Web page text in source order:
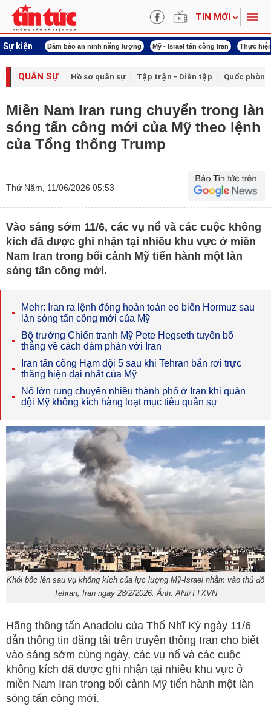
TIN MỚI
Sự kiện
khóa XVI Đảm bảo an ninh năng lượng Mỹ - Israel tấn công Iran Thực
QUÂN SỰ Hồ sơ quân sự Tập trận - Diễn tập Quốc phòng
Miền Nam Iran rung chuyển trong làn
sóng tấn công mới của Mỹ theo lệnh
của Tổng thống Trump
Thứ Năm, 11/06/2026 05:53
Vào sáng sớm 11/6, các vụ nổ và các cuộc không
kích đã được ghi nhận tại nhiều khu vực ở miền
Nam Iran trong bối cảnh Mỹ tiến hành một làn
sóng tấn công mới.
Mehr: Iran ra lệnh đóng hoàn toàn eo biển Hormuz sau
làn sóng tấn công mới của Mỹ
Bộ trưởng Chiến tranh Mỹ Pete Hegseth tuyên bố
thẳng về cách đàm phán với Iran
Iran tấn công Hạm đội 5 sau khi Tehran bắn rơi trực
thăng hiện đại nhất của Mỹ
Nổ lớn rung chuyển nhiều thành phố ở Iran khi quân
đội Mỹ không kích hàng loạt mục tiêu quân sự
Khói bốc lên sau vụ không kích của lực lượng Mỹ-Israel nhằm vào thủ đô
Tehran, Iran ngày 28/2/2026. Ảnh: ANI/TTXVN
Hãng thông tấn Anadolu của Thổ Nhĩ Kỳ ngày 11/6
dẫn thông tin đăng tải trên truyền thông Iran cho biết
vào sáng sớm cùng ngày, các vụ nổ và các cuộc
không kích đã được ghi nhận tại nhiều khu vực ở
miền Nam Iran trong bối cảnh Mỹ tiến hành một làn
sóng tấn công mới.